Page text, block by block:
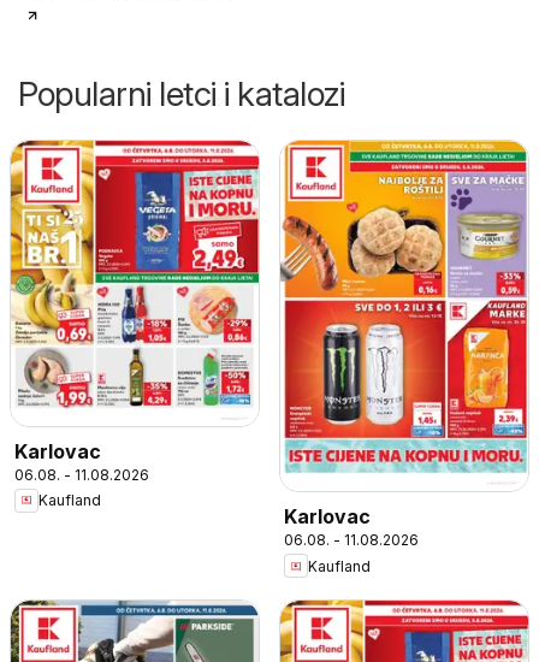
Popularni letci i katalozi
Karlovac
06.08. - 11.08.2026
Kaufland
Karlovac
06.08. - 11.08.2026
Kaufland